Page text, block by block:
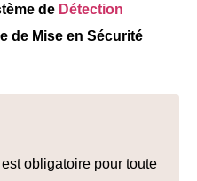
de Détection
de Mise en Sécurité
obligatoire pour toute